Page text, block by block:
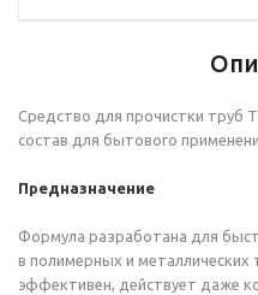
Средство для прочистки труб
состав для бытового
Предназначение
Формула разработана для
в полимерных и металлических
эффективен, действует даже